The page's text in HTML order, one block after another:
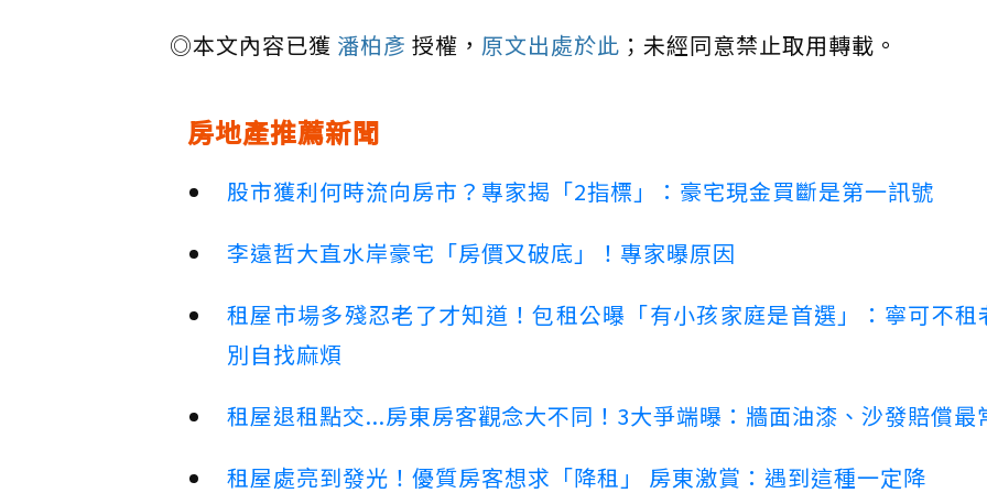
◎本文內容已獲 潘柏彥 授權， 原文出處於此 ；未經同意禁止取用轉載。
房地產推薦新聞
股市獲利何時流向房市？專家揭「2指標」：豪宅現金買斷是第一訊號
李遠哲大直水岸豪宅「房價又破底」！專家曝原因
租屋市場多殘忍老了才知道！包租公曝「有小孩家庭是首選」：寧可不租
別自找麻煩
租屋退租點交...房東房客觀念大不同！3大爭端曝：牆面油漆、沙發賠償最
租屋處亮到發光！優質房客想求「降租」 房東激賞：遇到這種一定降